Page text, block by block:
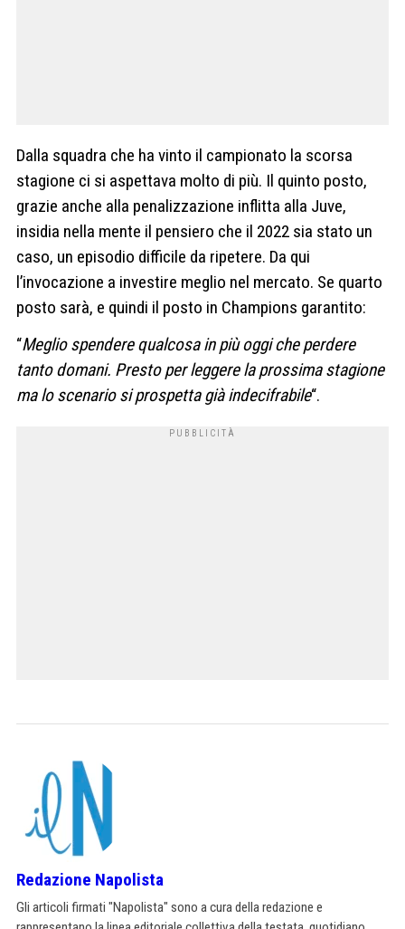
Dalla squadra che ha vinto il campionato la scorsa
stagione ci si aspettava molto di più. Il quinto posto,
grazie anche alla penalizzazione inflitta alla Juve,
insidia nella mente il pensiero che il 2022 sia stato un
caso, un episodio difficile da ripetere. Da qui
l’invocazione a investire meglio nel mercato. Se quarto
posto sarà, e quindi il posto in Champions garantito:
“Meglio spendere qualcosa in più oggi che perdere
tanto domani. Presto per leggere la prossima stagione
ma lo scenario si prospetta già indecifrabile“.
Redazione Napolista
Gli articoli firmati "Napolista" sono a cura della redazione e